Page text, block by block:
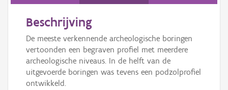
Downloads
Hergebruik
Aanmelden
Beschrijving
De meeste verkennende archeologische boringen
vertoonden een begraven profiel met meerdere
archeologische niveaus. In de helft van de
uitgevoerde boringen was tevens een podzolprofiel
ontwikkeld.